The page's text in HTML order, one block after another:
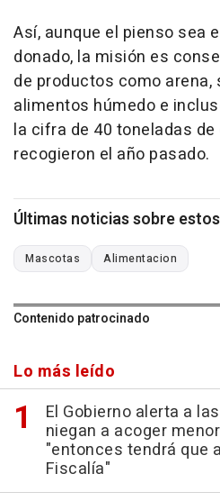
Así, aunque el pienso sea
donado, la misión es
de productos como arena,
alimentos húmedo e
la cifra de 40 toneladas
recogieron el año pasado.
Últimas noticias sobre
Mascotas Alimentacion
Contenido patrocinado
Lo más leído
El Gobierno alerta a
niegan a acoger
"entonces tendrá que
Fiscalía"